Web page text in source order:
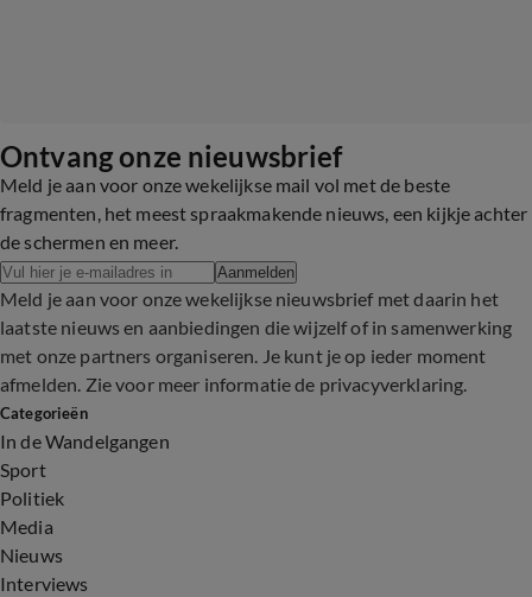
Ontvang onze nieuwsbrief
Meld je aan voor onze wekelijkse mail vol met de beste
fragmenten, het meest spraakmakende nieuws, een kijkje achter
de schermen en meer.
Aanmelden
Meld je aan voor onze wekelijkse nieuwsbrief met daarin het
laatste nieuws en aanbiedingen die wijzelf of in samenwerking
met onze partners organiseren. Je kunt je op ieder moment
afmelden. Zie voor meer informatie de privacyverklaring.
Categorieën
In de Wandelgangen
Sport
Politiek
Media
Nieuws
Interviews